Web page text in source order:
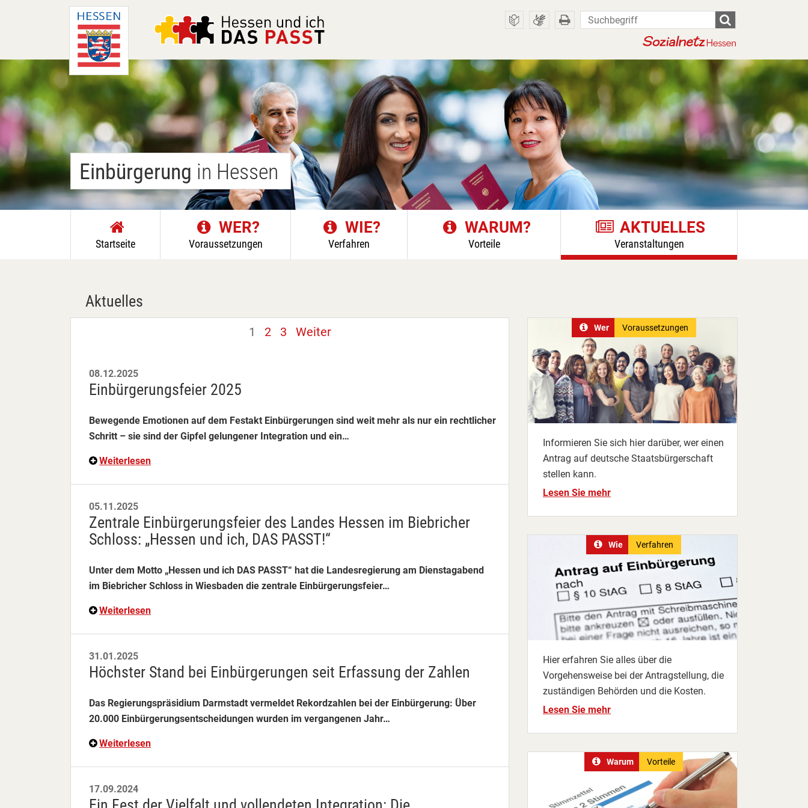
Einbürgerung in Hessen
Print
button
Suchbegriff
Startseite
WER?
Voraussetzungen
WIE?
Verfahren
WARUM?
Vorteile
AKTUELLES
Veranstaltungen
Aktuelles
1 2 3 Weiter
08.12.2025
Einbürgerungsfeier 2025
Bewegende Emotionen auf dem Festakt Einbürgerungen sind weit mehr als nur ein rechtlicher
Schritt – sie sind der Gipfel gelungener Integration und ein…
Weiterlesen
05.11.2025
Zentrale Einbürgerungsfeier des Landes Hessen im Biebricher
Schloss: „Hessen und ich, DAS PASST!“
Unter dem Motto „Hessen und ich DAS PASST“ hat die Landesregierung am Dienstagabend
im Biebricher Schloss in Wiesbaden die zentrale Einbürgerungsfeier…
Weiterlesen
31.01.2025
Höchster Stand bei Einbürgerungen seit Erfassung der Zahlen
Das Regierungspräsidium Darmstadt vermeldet Rekordzahlen bei der Einbürgerung: Über
20.000 Einbürgerungsentscheidungen wurden im vergangenen Jahr…
Weiterlesen
17.09.2024
Wer Voraussetzungen
Informieren Sie sich hier darüber, wer einen
Antrag auf deutsche Staatsbürgerschaft
stellen kann.
Lesen Sie mehr
Wie Verfahren
Hier erfahren Sie alles über die
Vorgehensweise bei der Antragstellung, die
zuständigen Behörden und die Kosten.
Lesen Sie mehr
Warum Vorteile